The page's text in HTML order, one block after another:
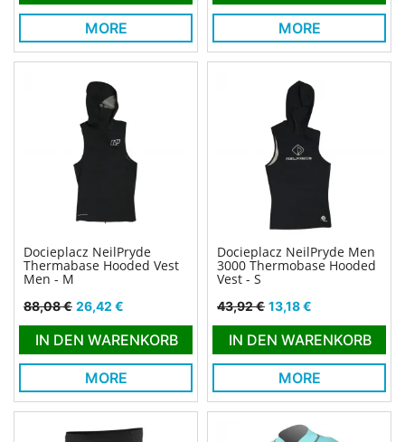
MORE MORE
Docieplacz NeilPryde
Thermabase Hooded Vest
Men - M
Verkaufspreis
88,08 € Preis
26,42 €
IN DEN WARENKORB
MORE
Docieplacz NeilPryde Men
3000 Thermobase Hooded
Vest - S
Verkaufspreis
43,92 € Preis
13,18 €
IN DEN WARENKORB
MORE